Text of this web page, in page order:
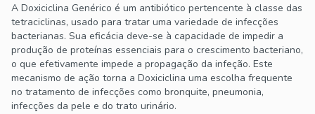
A Doxiciclina Genérico é um antibiótico pertencente à classe das
tetraciclinas, usado para tratar uma variedade de infecções
bacterianas. Sua eficácia deve-se à capacidade de impedir a
produção de proteínas essenciais para o crescimento bacteriano,
o que efetivamente impede a propagação da infeção. Este
mecanismo de ação torna a Doxiciclina uma escolha frequente
no tratamento de infecções como bronquite, pneumonia,
infecções da pele e do trato urinário.